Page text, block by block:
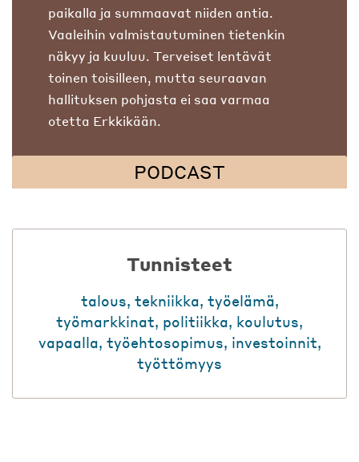
paikalla ja summaavat niiden antia.
Vaaleihin valmistautuminen tietenkin
näkyy ja kuuluu. Terveiset lentävät
toinen toisilleen, mutta seuraavan
hallituksen pohjasta ei saa varmaa
otetta Erkkikään.
PODCAST
Tunnisteet
talous, tekniikka, työelämä,
työmarkkinat, politiikka, koulutus,
vapaalla, työehtosopimus, investoinnit,
työttömyys